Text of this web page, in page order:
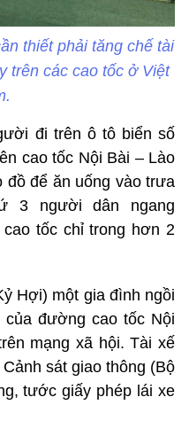
thiết phải tăng chế tài
trên các cao tốc ở Việt
đi trên ô tô biển số
cao tốc Nội Bài – Lào
đồ để ăn uống vào trưa
3 người dân ngang
tốc chỉ trong hơn 2
Hợi) một gia đình ngồi
đường cao tốc Nội
mạng xã hội. Tài xế
sát giao thông (Bộ
tước giấy phép lái xe